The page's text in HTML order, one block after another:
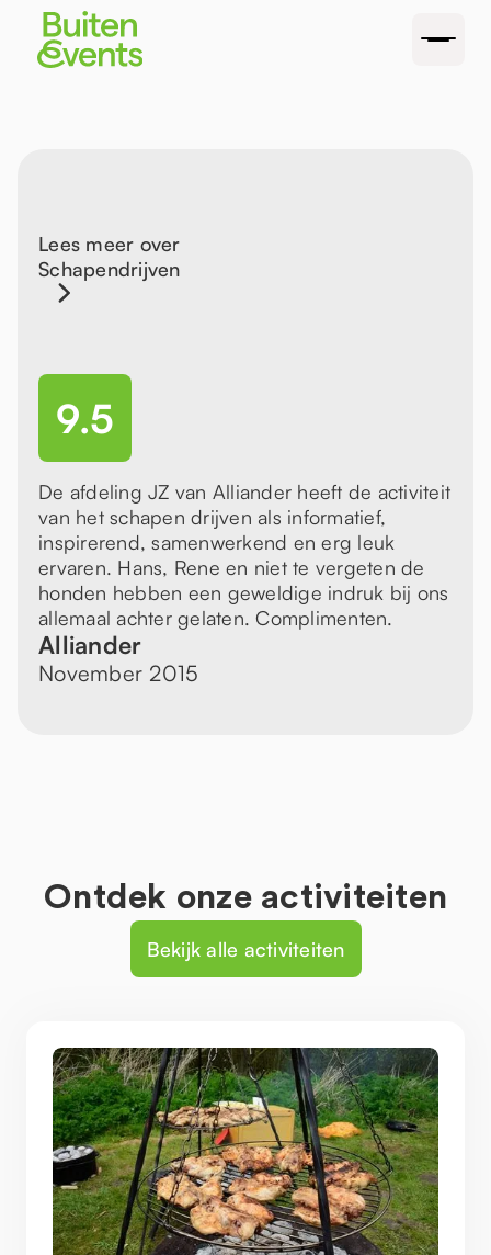
Lees meer over
Schapendrijven
9.5
De afdeling JZ van Alliander heeft de activiteit
van het schapen drijven als informatief,
inspirerend, samenwerkend en erg leuk
ervaren. Hans, Rene en niet te vergeten de
honden hebben een geweldige indruk bij ons
allemaal achter gelaten. Complimenten.
Alliander
November 2015
Ontdek onze activiteiten
Bekijk alle activiteiten